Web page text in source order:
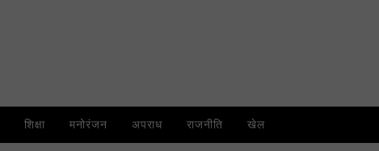
शिक्षा मनोरंजन अपराध राजनीति खेल